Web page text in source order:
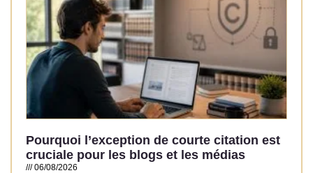
Pourquoi l’exception de courte citation est
cruciale pour les blogs et les médias
06/08/2026